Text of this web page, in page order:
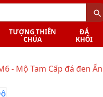
TƯỢNG THIÊN
CHÚA
ĐÁ
KHỐI
- Mộ Tam Cấp đá đen